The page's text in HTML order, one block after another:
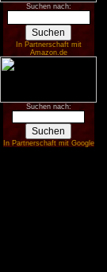
Suchen nach:
In Partnerschaft mit
Amazon.de
Suchen nach:
In Partnerschaft mit Google